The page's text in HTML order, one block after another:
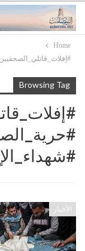
Home
Browsing Tag
الأخبار